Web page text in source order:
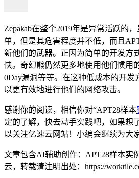
Zepakab在整个2019年是异常活跃的
单，但是其危害程度并不低，而且
新他们的武器。正因为简单的开发方
快。奇幻熊仍然更多地使用他们惯用
0Day漏洞等等。在这种低成本的开发
以更有效地进行他们的网络攻击。
感谢你的阅读，相信你对“APT28样本
定的了解，快去动手实践吧，如果想
以关注亿速云网站！小编会继续为大
文章包含AI辅助创作：APT28样本实
云，转载请注明出处： https://